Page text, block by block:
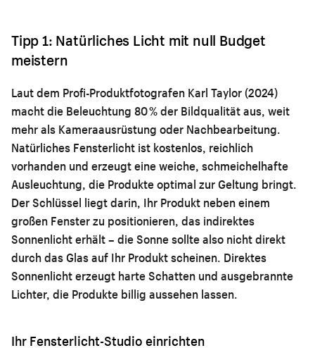
Tipp 1: Natürliches Licht mit null Budget
meistern
Laut dem Profi-Produktfotografen Karl Taylor (2024)
macht die Beleuchtung 80 % der Bildqualität aus, weit
mehr als Kameraausrüstung oder Nachbearbeitung.
Natürliches Fensterlicht ist kostenlos, reichlich
vorhanden und erzeugt eine weiche, schmeichelhafte
Ausleuchtung, die Produkte optimal zur Geltung bringt.
Der Schlüssel liegt darin, Ihr Produkt neben einem
großen Fenster zu positionieren, das indirektes
Sonnenlicht erhält – die Sonne sollte also nicht direkt
durch das Glas auf Ihr Produkt scheinen. Direktes
Sonnenlicht erzeugt harte Schatten und ausgebrannte
Lichter, die Produkte billig aussehen lassen.
Ihr Fensterlicht-Studio einrichten